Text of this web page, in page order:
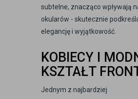
subtelne, znacząco wpływają
okularów - skutecznie
elegancję i wyjątkowość.
KOBIECY I
KSZTAŁT
Jednym z najbardziej